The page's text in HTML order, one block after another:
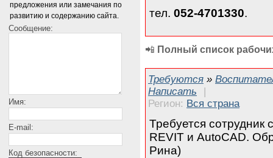
тел. 052-4701330.
📲 Полный список
Требуются »
Написать
|
Регион: Вся страна
Требуется
REVIT и AutoCAD.
Рина)
предложения или замечания по
развитию и содержанию сайта.
Сообщение:
Имя:
E-mail:
Код безопасности: